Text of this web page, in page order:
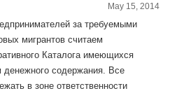
May 15, 2014
за требуемыми
мигрантов считаем
Каталога имеющихся
содержания. Все
в зоне ответственности